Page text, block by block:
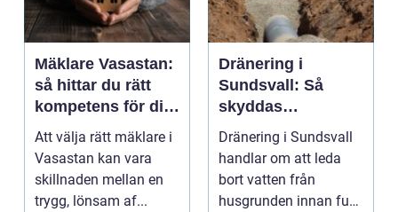
Mäklare Vasastan:
så hittar du rätt
kompetens för din
bostadsaffär
Att välja rätt mäklare i
Vasastan kan vara
skillnaden mellan en
trygg, lönsam af...
Dränering i
Sundsvall: Så
skyddas
husgrunden mot
fukt
Dränering i Sundsvall
handlar om att leda
bort vatten från
husgrunden innan fukt